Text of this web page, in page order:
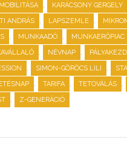
, KARÁCSONY GERGELY
ANDRÁS , LAPSZEMLE ,
, MUNKAADÓ , MUNKAERŐPIAC
, NÉVNAP ,
, SIMON-GÖRÖCS LILI ,
, TARIFA , TETOVÁLÁS ,
, Z-GENERÁCIÓ